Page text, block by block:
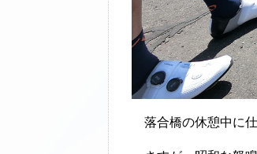
落合橋の休憩中に仕